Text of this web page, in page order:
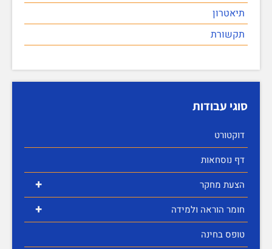
תיאטרון
תקשורת
סוגי עבודות
דוקטורט
דף נוסחאות
+ הצעת מחקר
+
חומר הוראה ולמידה
טופס בחינה